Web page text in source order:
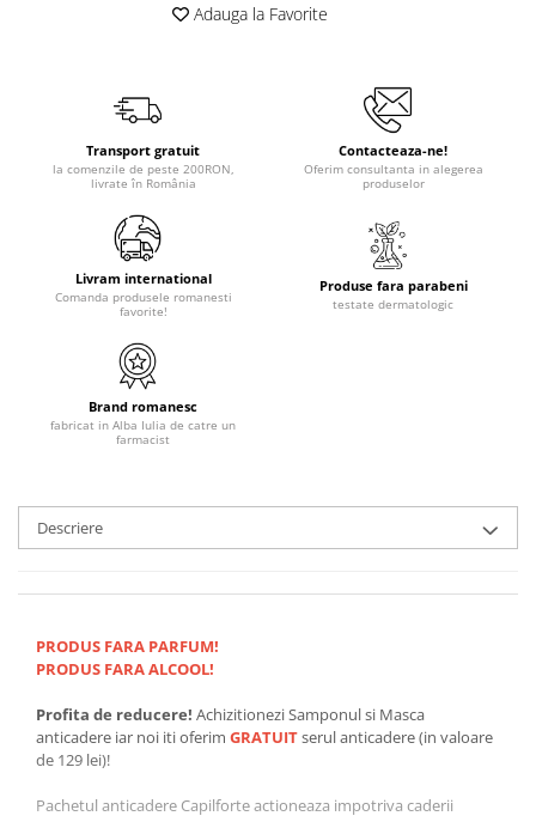
Adauga la Favorite
Transport gratuit
la comenzile de peste 200RON,
livrate în România
Contacteaza-ne!
Oferim consultanta in alegerea
produselor
Livram international
Comanda produsele romanesti
favorite!
Produse fara parabeni
testate dermatologic
Brand romanesc
fabricat in Alba Iulia de catre un
farmacist
Descriere
PRODUS FARA PARFUM!
PRODUS FARA ALCOOL!
Profita de reducere! Achizitionezi Samponul si Masca
anticadere iar noi iti oferim GRATUITserul anticadere (in valoare
de 129 lei)!
Pachetul anticadere Capilforte actioneaza impotriva caderii